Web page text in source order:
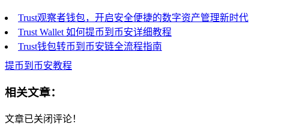
Trust观察者钱包，开启安全便捷的数字资产管理新时代
Trust Wallet 如何提币到币安详细教程
Trust钱包转币到币安链全流程指南
提币到币安教程
相关文章：
文章已关闭评论！